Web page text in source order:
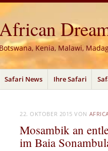
Kenia, Malawi,
Inhalt
Safari News Ihre Safari
22. OKTOBER 2015 VON
Mosambik an
im Baia